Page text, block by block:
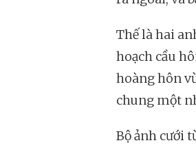
Thế là hai
hoạch cầu
hoàng hôn
chung một
Bộ ảnh cưới